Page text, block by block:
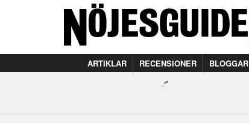
ARTIKLAR RECENSIONER BLOGGAR